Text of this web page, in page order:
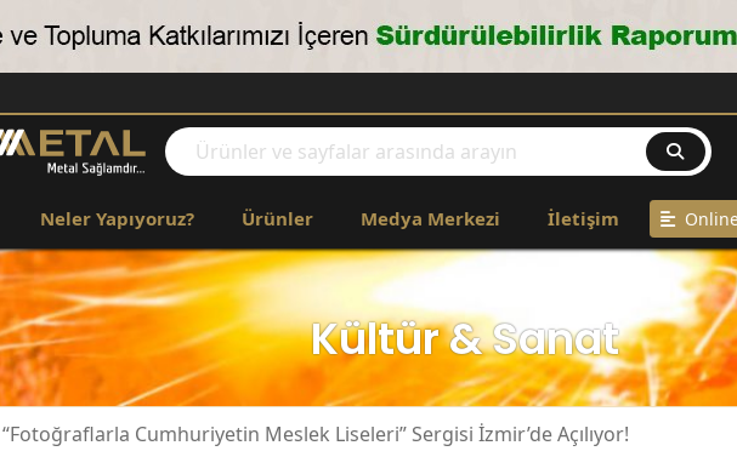
Neler Yapıyoruz? Ürünler Medya Merkezi İletişim
Kültür & Sanat
“Fotoğraflarla Cumhuriyetin Meslek Liseleri” Sergisi İzmir’de Açılıyor!